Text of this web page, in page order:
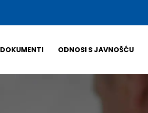
DOKUMENTI ODNOSI S JAVNOŠĆU